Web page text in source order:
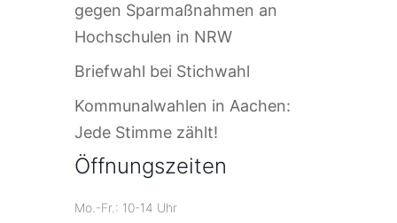
gegen Sparmaßnahmen an
Hochschulen in NRW
Briefwahl bei Stichwahl
Kommunalwahlen in Aachen:
Jede Stimme zählt!
Öffnungszeiten
Mo.-Fr.: 10-14 Uhr